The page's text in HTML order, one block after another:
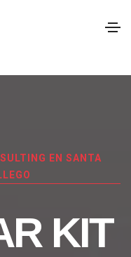
EN SANTA
KIT